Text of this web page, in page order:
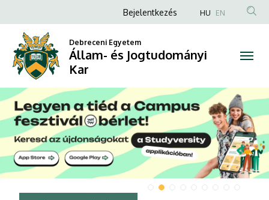
és
Jogtudományi
Kar
Anonim
fiók
menüje
Bejelentkezés HU EN
Debreceni Egyetem
Állam- és Jogtudományi
Kar
DIAVETÍTÉS